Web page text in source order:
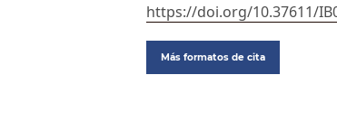
https://doi.org/10.37611/
Más formatos de cita